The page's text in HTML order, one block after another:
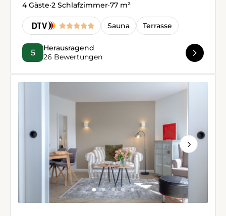
4 Gäste·2 Schlafzimmer·77 m²
Sauna Terrasse
5
Herausragend
26 Bewertungen
Next